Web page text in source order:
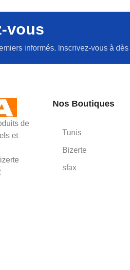
vous
informés. Inscrivez-vous à
de
et
Nos Boutiques
Tunis
Bizerte
sfax